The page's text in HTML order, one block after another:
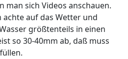
man sich Videos anschauen.
achte auf das Wetter und
größtenteils in einen
so 30-40mm ab, daß muss